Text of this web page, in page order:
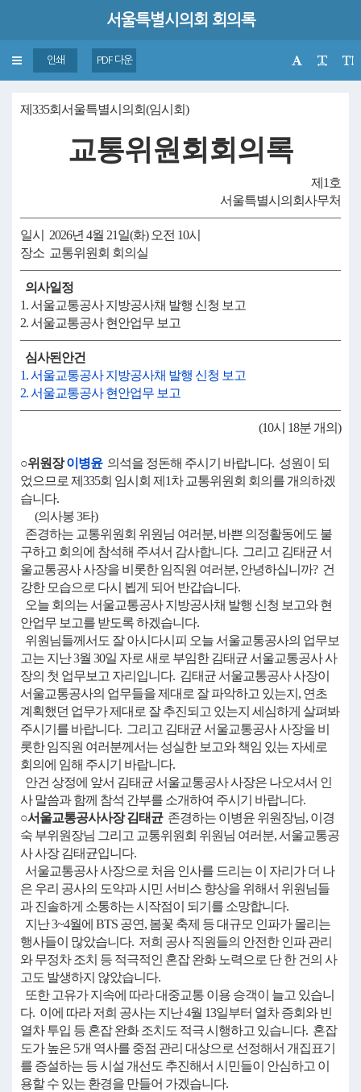
서울특별시의회 회의록
Toggle
navigation
인쇄 PDF 다운
제335회서울특별시의회(임시회)
교통위원회회의록
제1호
서울특별시의회사무처
일시 2026년 4월 21일(화) 오전 10시
장소 교통위원회 회의실
의사일정
1. 서울교통공사 지방공사채 발행 신청 보고
2. 서울교통공사 현안업무 보고
심사된안건
1. 서울교통공사 지방공사채 발행 신청 보고
2. 서울교통공사 현안업무 보고
(10시 18분 개의)
○위원장이병윤의석을 정돈해 주시기 바랍니다. 성원이 되
었으므로 제335회 임시회 제1차 교통위원회 회의를 개의하겠
습니다.
(의사봉 3타)
존경하는 교통위원회 위원님 여러분, 바쁜 의정활동에도 불
구하고 회의에 참석해 주셔서 감사합니다. 그리고 김태균 서
울교통공사 사장을 비롯한 임직원 여러분, 안녕하십니까? 건
강한 모습으로 다시 뵙게 되어 반갑습니다.
오늘 회의는 서울교통공사 지방공사채 발행 신청 보고와 현
안업무 보고를 받도록 하겠습니다.
위원님들께서도 잘 아시다시피 오늘 서울교통공사의 업무보
고는 지난 3월 30일 자로 새로 부임한 김태균 서울교통공사 사
장의 첫 업무보고 자리입니다. 김태균 서울교통공사 사장이
서울교통공사의 업무들을 제대로 잘 파악하고 있는지, 연초
계획했던 업무가 제대로 잘 추진되고 있는지 세심하게 살펴봐
주시기를 바랍니다. 그리고 김태균 서울교통공사 사장을 비
롯한 임직원 여러분께서는 성실한 보고와 책임 있는 자세로
회의에 임해 주시기 바랍니다.
안건 상정에 앞서 김태균 서울교통공사 사장은 나오셔서 인
사 말씀과 함께 참석 간부를 소개하여 주시기 바랍니다.
○서울교통공사사장 김태균존경하는 이병윤 위원장님, 이경
숙 부위원장님 그리고 교통위원회 위원님 여러분, 서울교통공
사 사장 김태균입니다.
서울교통공사 사장으로 처음 인사를 드리는 이 자리가 더 나
은 우리 공사의 도약과 시민 서비스 향상을 위해서 위원님들
과 진솔하게 소통하는 시작점이 되기를 소망합니다.
지난 3~4월에 BTS 공연, 봄꽃 축제 등 대규모 인파가 몰리는
행사들이 많았습니다. 저희 공사 직원들의 안전한 인파 관리
와 무정차 조치 등 적극적인 혼잡 완화 노력으로 단 한 건의 사
고도 발생하지 않았습니다.
또한 고유가 지속에 따라 대중교통 이용 승객이 늘고 있습니
다. 이에 따라 저희 공사는 지난 4월 13일부터 열차 증회와 빈
열차 투입 등 혼잡 완화 조치도 적극 시행하고 있습니다. 혼잡
도가 높은 5개 역사를 중점 관리 대상으로 선정해서 개집표기
를 증설하는 등 시설 개선도 추진해서 시민들이 안심하고 이
용할 수 있는 환경을 만들어 가겠습니다.